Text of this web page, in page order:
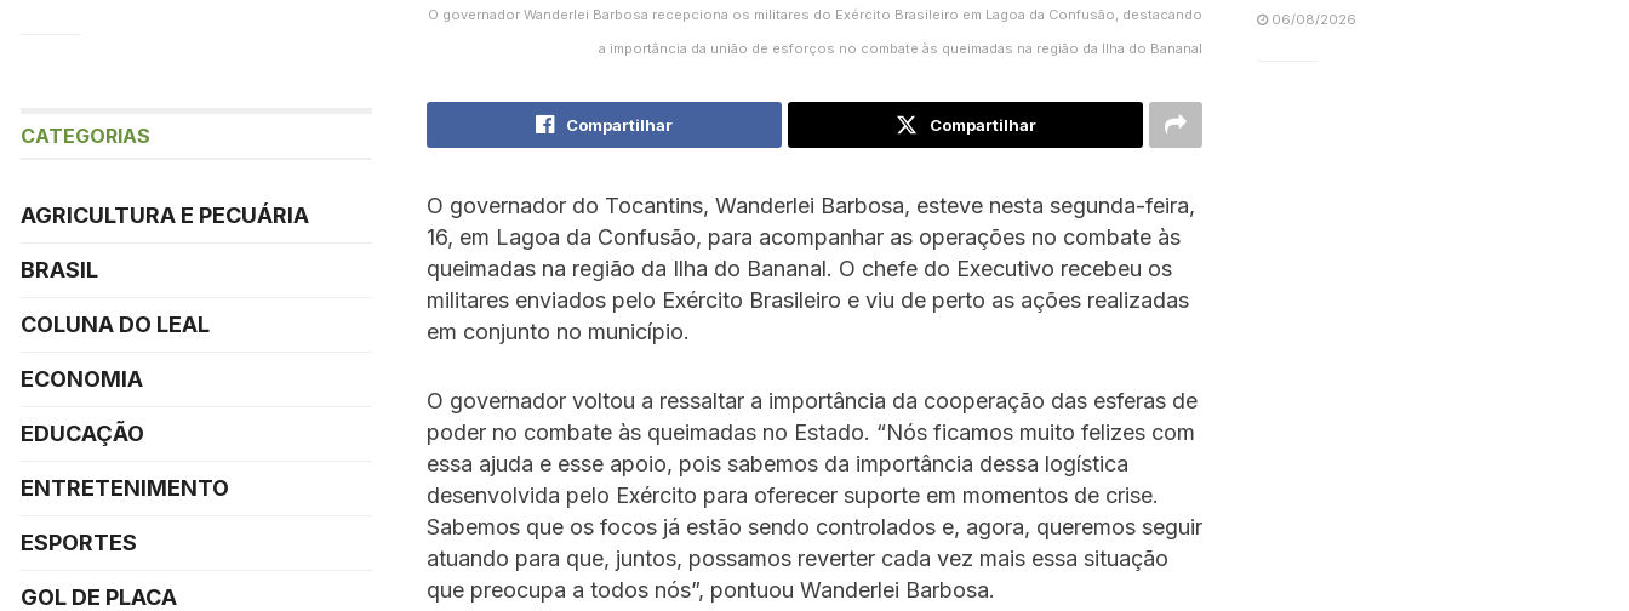
O governador Wanderlei Barbosa recepciona os militares do Exército Brasileiro em Lagoa da Confusão, destacando
a importância da união de esforços no combate às queimadas na região da Ilha do Bananal
Compartilhar Compartilhar
O governador do Tocantins, Wanderlei Barbosa, esteve nesta segunda-feira,
16, em Lagoa da Confusão, para acompanhar as operações no combate às
queimadas na região da Ilha do Bananal. O chefe do Executivo recebeu os
militares enviados pelo Exército Brasileiro e viu de perto as ações realizadas
em conjunto no município.
O governador voltou a ressaltar a importância da cooperação das esferas de
poder no combate às queimadas no Estado. “Nós ficamos muito felizes com
essa ajuda e esse apoio, pois sabemos da importância dessa logística
desenvolvida pelo Exército para oferecer suporte em momentos de crise.
Sabemos que os focos já estão sendo controlados e, agora, queremos seguir
atuando para que, juntos, possamos reverter cada vez mais essa situação
que preocupa a todos nós”, pontuou Wanderlei Barbosa.
CATEGORIAS
AGRICULTURA E PECUÁRIA
BRASIL
COLUNA DO LEAL
ECONOMIA
EDUCAÇÃO
ENTRETENIMENTO
ESPORTES
GOL DE PLACA
06/08/2026